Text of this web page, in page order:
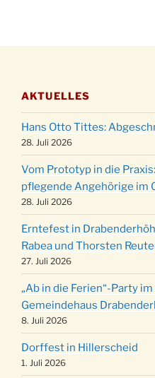
Stadtteilhaus um
11.12.
Puer-Natus
Robert-Gassner-
19.12.
Kinderbibeltag im
12 Uhr
20.12.
Weihnachts-
der Kirche um
24.12.
Gemeindehaus
24.12.
24.12.
15:00 Uhr
24.12.
18:00 Uhr
24.12.
Christmette mit
um 23:00 Uhr
AKTUELLES
Hans Otto Tittes:
28. Juli 2026
Vom Prototyp in die
pflegende Angehörige im
28. Juli 2026
Erntefest in
Rabea und Thorsten
27. Juli 2026
„Ab in die Ferien“-Party
Gemeindehaus
8. Juli 2026
Dorffest in Hillerscheid
1. Juli 2026